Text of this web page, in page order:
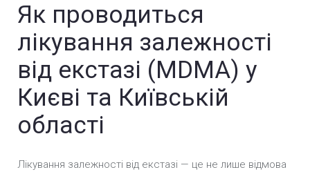
Як проводиться
лікування залежності
від екстазі (MDMA) у
Києві та Київській
області
Лікування залежності від екстазі — це не лише відмова